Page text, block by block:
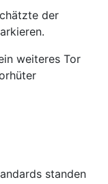
der
weiteres Tor
standen